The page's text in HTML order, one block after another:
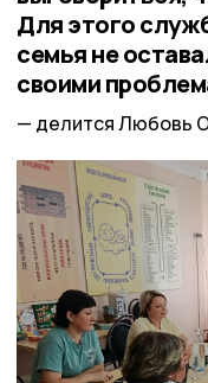
Для этого
семья не
своими
делится Любовь